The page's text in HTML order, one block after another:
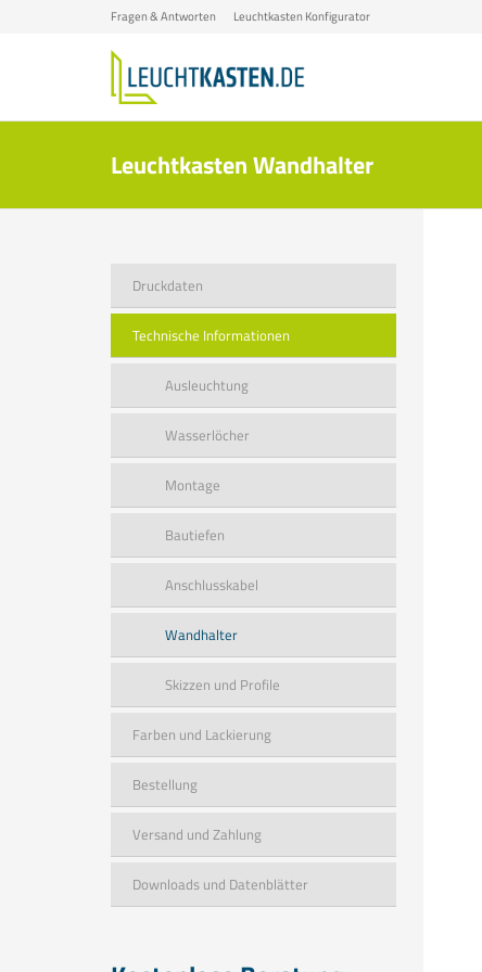
Fragen & Antworten Leuchtkasten Konfigurator
Leuchtkasten Wandhalter
Druckdaten
Technische Informationen
Ausleuchtung
Wasserlöcher
Montage
Bautiefen
Anschlusskabel
Wandhalter
Skizzen und Profile
Farben und Lackierung
Bestellung
Versand und Zahlung
Downloads und Datenblätter